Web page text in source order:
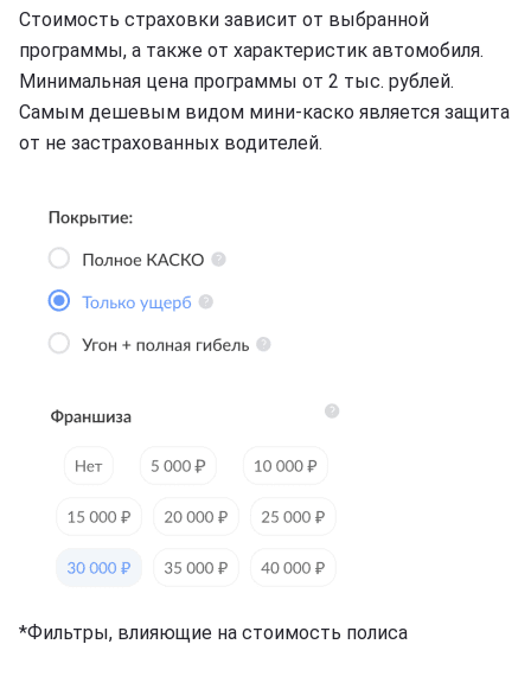
Стоимость страховки зависит от выбранной
программы, а также от характеристик автомобиля.
Минимальная цена программы от 2 тыс. рублей.
Самым дешевым видом мини-каско является защита
от не застрахованных водителей.
*Фильтры, влияющие на стоимость полиса